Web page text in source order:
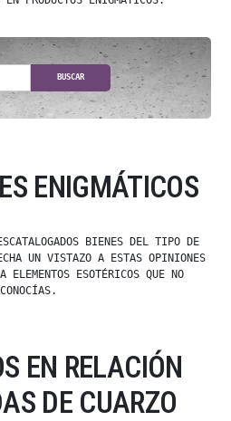
BUSCAR
ENIGMÁTICOS
BIENES DEL TIPO DE
UN VISTAZO A ESTAS OPINIONES
ELEMENTOS ESOTÉRICOS QUE NO
CONOCÍAS.
EN RELACIÓN
DE CUARZO